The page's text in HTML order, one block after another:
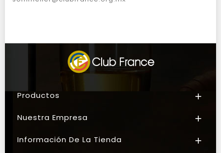
Productos 
Nuestra Empresa 
Información De La Tienda 